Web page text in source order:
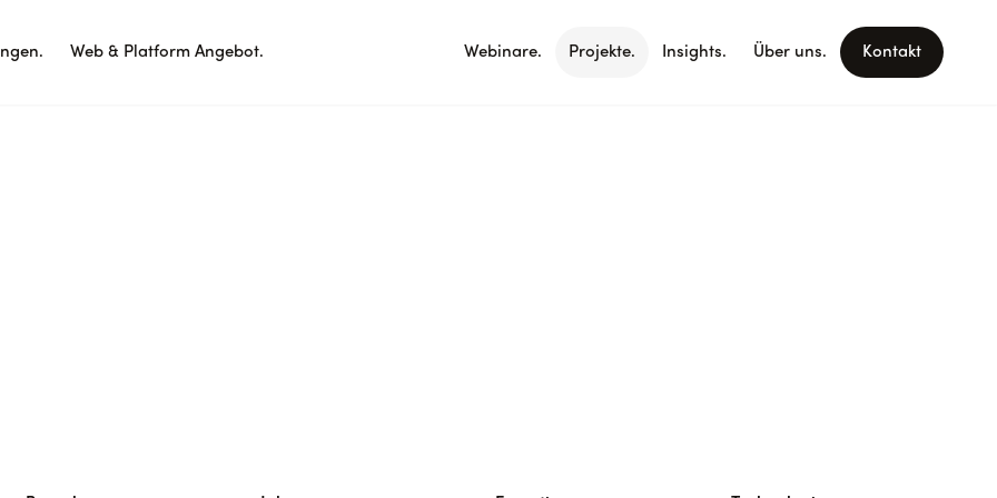
Web & Platform Angebot. Webinare. Projekte. Insights. Über uns. Kontakt